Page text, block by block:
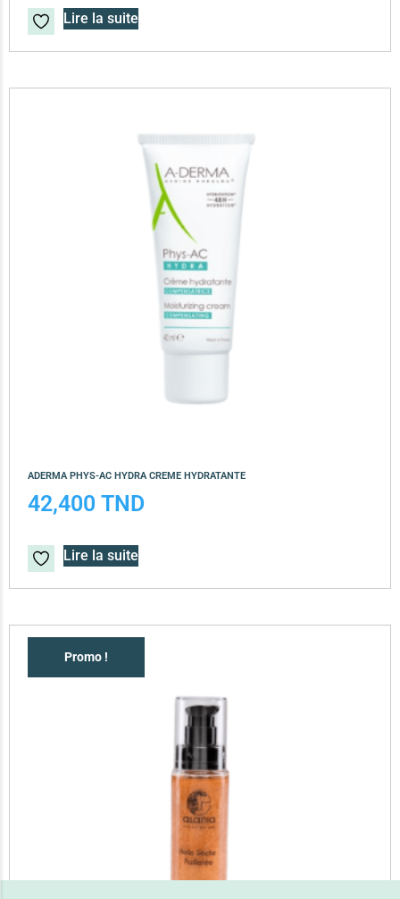
Promo !
ADERMA PHYS-AC HYDRA CREME HYDRATANTE
42,400 TND
Lire la suite
Lire la suite